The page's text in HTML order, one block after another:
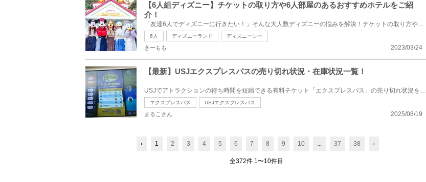
【6人組ディズニー】チケットの取り方や6人部屋のあるおすすめホテルをご紹
介！
「友達6人でディズニーに行きたい！」そんな大人数ディズニーの悩みを解決！チケットの取り方やホテル予...
6人 ディズニーランド ディズニーシー
2023/03/24
きーもも
【最新】USJエクスプレスパスの売り切れ状況・在庫状況一覧！
USJでアトラクションの待ち時間を短縮できる有料チケット「エクスプレスパス」の売り切れ状況を一覧でご...
エクスプレスパス USJエクスプレスパス
2025/08/19
まるこさん
‹ 1 2 3 4 5 6 7 8 9 10 ... 37 38 ›
全372件 1〜10件目